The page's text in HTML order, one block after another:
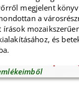
megjelent
a
írások
és